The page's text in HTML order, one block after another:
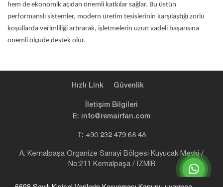
hem de ekonomik açıdan önemli katkılar sağlar. Bu üstün
performanslı sistemler, modern üretim tesislerinin karşılaştığı zorlu
koşullarda verimliliği artırarak, işletmelerin uzun vadeli başarısına
önemli ölçüde destek olur.
Hızlı Link Güvenlik
İletişim Bilgileri
E: info@remairfan.com
T: +90 232 479 68 48
A: Kemalpaşa Organize Sanayi Bölgesi Kuyucak Mevki /
No:211 Kemalpaşa / İZMİR